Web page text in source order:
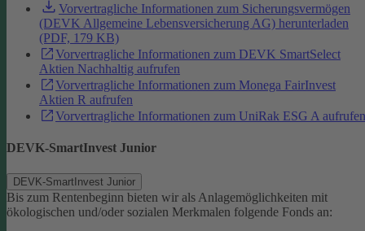
Vorvertragliche Informationen zum Sicherungsvermögen
(DEVK Allgemeine Lebensversicherung AG) herunterladen
(PDF, 179 KB)
Vorvertragliche Informationen zum DEVK SmartSelect
Aktien Nachhaltig aufrufen
Vorvertragliche Informationen zum Monega FairInvest
Aktien R aufrufen
Vorvertragliche Informationen zum UniRak ESG A aufrufen
DEVK-SmartInvest Junior
DEVK-SmartInvest Junior
Bis zum Rentenbeginn bieten wir als Anlagemöglichkeiten mit
ökologischen und/oder sozialen Merkmalen folgende Fonds an: